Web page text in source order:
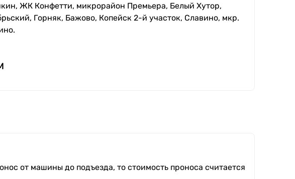
ЖК Конфетти, микрорайон Премьера, Белый Хутор,
Горняк, Бажово, Копейск 2-й участок, Славино, мкр.
от машины до подъезда, то стоимость проноса считается